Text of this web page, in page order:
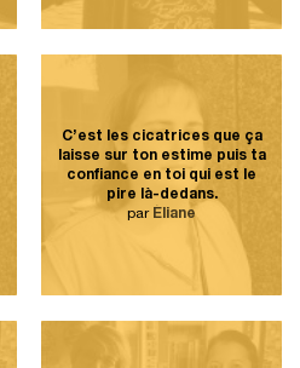
C’est les cicatrices que ça
laisse sur ton estime puis ta
confiance en toi qui est le
pire là-dedans.
par Éliane